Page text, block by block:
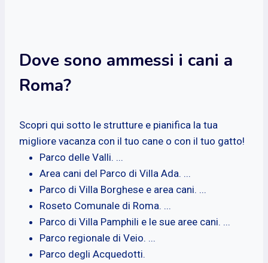
Dove sono ammessi i cani a
Roma?
Scopri qui sotto le strutture e pianifica la tua
migliore vacanza con il tuo cane o con il tuo gatto!
Parco delle Valli. ...
Area cani del Parco di Villa Ada. ...
Parco di Villa Borghese e area cani. ...
Roseto Comunale di Roma. ...
Parco di Villa Pamphili e le sue aree cani. ...
Parco regionale di Veio. ...
Parco degli Acquedotti.